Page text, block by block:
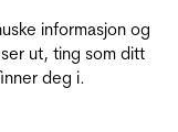
informasjon og
ut, ting som ditt
deg i.